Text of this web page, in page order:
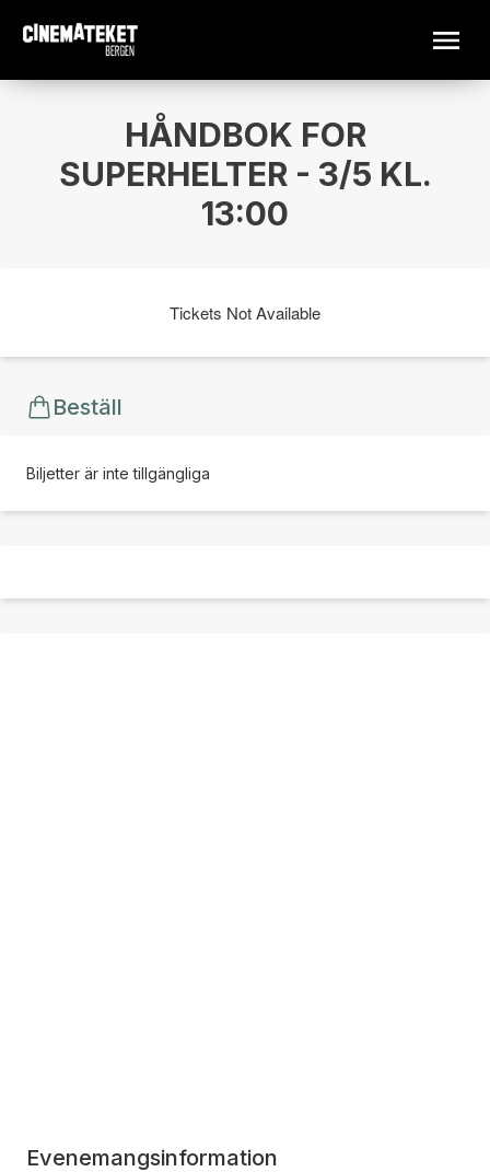
HÅNDBOK FOR
SUPERHELTER - 3/5 KL.
13:00
Tickets Not Available
Beställ
Biljetter är inte tillgängliga
Evenemangsinformation